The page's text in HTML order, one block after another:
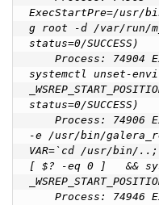
ExecStartPre=/usr/
g root -d /var/run/
status=0/SUCCESS)
systemctl unset-
status=0/SUCCESS)
-e /usr/bin/
VAR=`cd /usr/bin/
[ $? -eq 0 ]   &&